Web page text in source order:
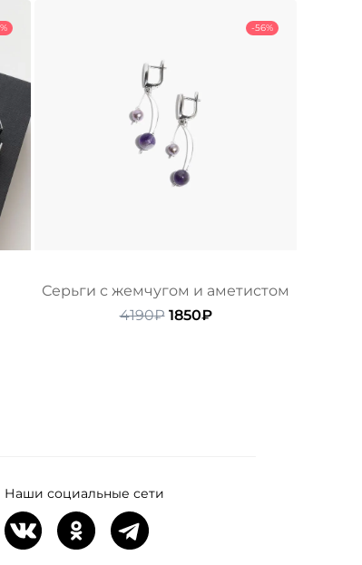
-56%
Серьги с жемчугом и аметистом
4190₽ Первоначальная
1850₽Текущая
Наши социальные сети